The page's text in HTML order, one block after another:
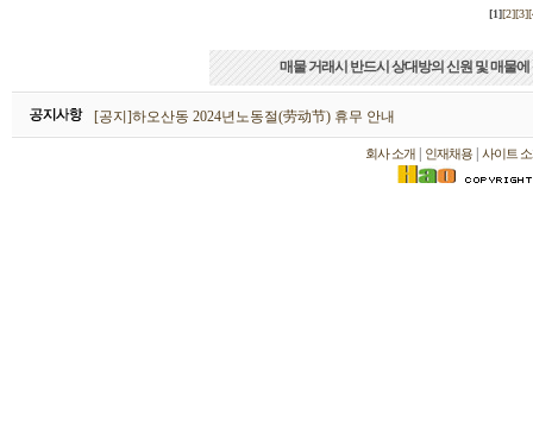
[1][2][3]
매물 거래시 반드시 상대방의 신원 및 매물
하오산동 2026년 설날(春节) 휴무 안내
[공지]하오산동 2024년노동절(劳动节) 휴무 안내
[공지]하오산동 2024년 설날(春节) 휴무 안내
회사 소개 인재채용 사이트